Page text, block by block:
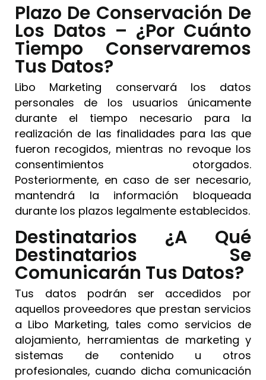
Plazo De Conservación De
Los Datos – ¿Por Cuánto
Tiempo Conservaremos
Tus Datos?
Libo Marketing conservará los datos
personales de los usuarios únicamente
durante el tiempo necesario para la
realización de las finalidades para las que
fueron recogidos, mientras no revoque los
consentimientos otorgados.
Posteriormente, en caso de ser necesario,
mantendrá la información bloqueada
durante los plazos legalmente establecidos.
Destinatarios ¿A Qué
Destinatarios Se
Comunicarán Tus Datos?
Tus datos podrán ser accedidos por
aquellos proveedores que prestan servicios
a Libo Marketing, tales como servicios de
alojamiento, herramientas de marketing y
sistemas de contenido u otros
profesionales, cuando dicha comunicación